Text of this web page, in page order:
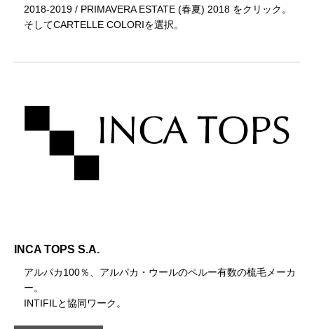
2018-2019 / PRIMAVERA ESTATE (春夏) 2018 をクリック。
そしてCARTELLE COLORIを選択。
INCA TOPS S.A.
アルパカ100％、アルパカ・ウールのペルー有数の梳毛メーカ
ー。
INTIFILと協同ワーク。